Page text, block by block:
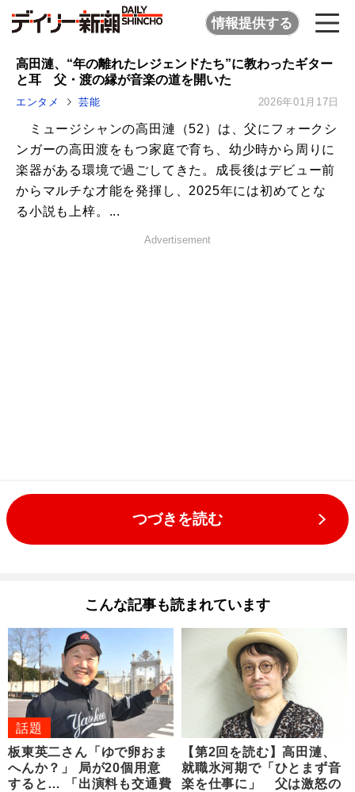
情報提供する
高田漣、“年の離れたレジェンドたち”に教わったギター
と耳 父・渡の縁が音楽の道を開いた
エンタメ 芸能 2026年01月17日
ミュージシャンの高田漣（52）は、父にフォークシ
ンガーの高田渡をもつ家庭で育ち、幼少時から周りに
楽器がある環境で過ごしてきた。成長後はデビュー前
からマルチな才能を発揮し、2025年には初めてとな
る小説も上梓。...
Advertisement
つづきを読む
こんな記事も読まれています
話題
板東英二さん「ゆで卵おま
へんか？」 局が20個用意
すると… 「出演料も交通費
【第2回を読む】高田漣、
就職氷河期で「ひとまず音
楽を仕事に」 父は激怒の